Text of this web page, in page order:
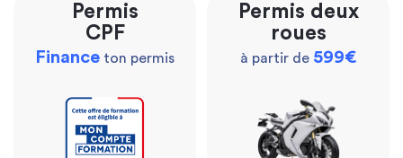
Permis
CPF
Finance ton permis
Permis deux
roues
à partir de 599€